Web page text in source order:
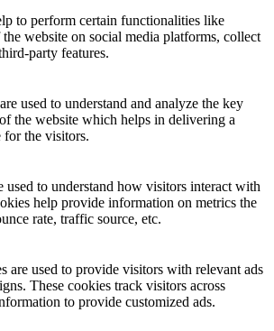
to perform certain functionalities like
website on social media platforms, collect
party features.
used to understand and analyze the key
the website which helps in delivering a
for the visitors.
used to understand how visitors interact with
help provide information on metrics the
rate, traffic source, etc.
are used to provide visitors with relevant ads
These cookies track visitors across
to provide customized ads.